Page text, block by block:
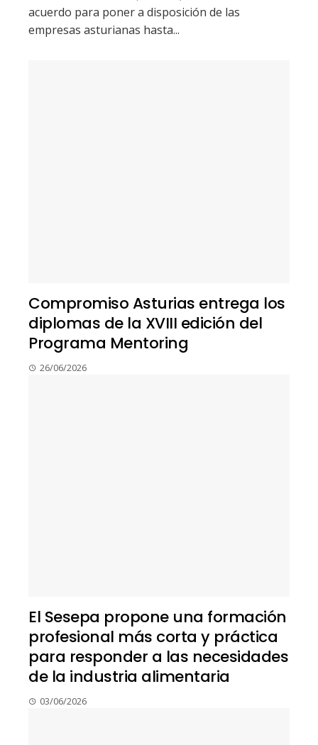
acuerdo para poner a disposición de las
empresas asturianas hasta...
Compromiso Asturias entrega los
diplomas de la XVIII edición del
Programa Mentoring
26/06/2026
El Sesepa propone una formación
profesional más corta y práctica
para responder a las necesidades
de la industria alimentaria
03/06/2026